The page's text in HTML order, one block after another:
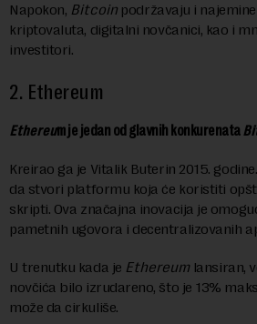
Napokon, Bitcoinpodržavaju i
kriptovaluta, digitalni novčanici, kao i
investitori.
2. Ethereum
Ethereum je jedan od glavnih konkurenata
Kreirao ga je Vitalik Buterin 2015.
da stvori platformu koja će koristiti
skripti. Ova značajna inovacija je
pametnih ugovora i decentralizovanih
U trenutku kada je Ethereum lansiran,
novčića bilo izrudareno, što je 13%
može da cirkuliše.